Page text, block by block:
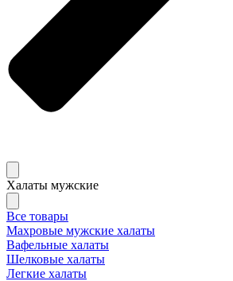
Халаты мужские
Все товары
Махровые мужские халаты
Вафельные халаты
Шелковые халаты
Легкие халаты